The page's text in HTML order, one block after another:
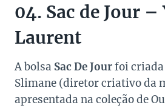
04. Sac de Jour –
Laurent
A bolsa Sac De Jourfoi
Slimane (diretor criativo da
apresentada na coleção de